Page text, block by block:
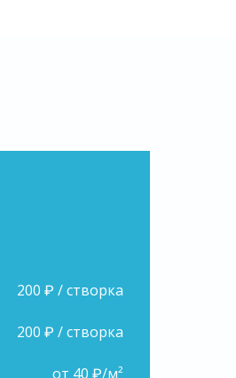
200 ₽ / створка
200 ₽ / створка
от 40 ₽/м²